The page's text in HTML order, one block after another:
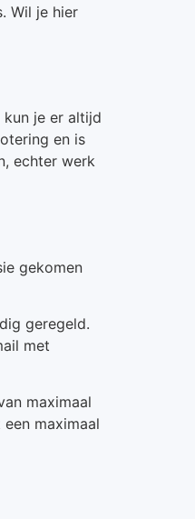
Wil je hier
je er altijd
en is
echter werk
gekomen
geregeld.
met
maximaal
maximaal